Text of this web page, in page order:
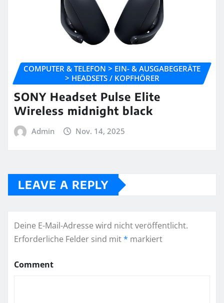
COMPUTER & TELEFON > EIN- & AUSGABEGERÄTE
> HEADSETS / KOPFHÖRER
SONY Headset Pulse Elite
Wireless midnight black
Admin Nov. 14, 2025
LEAVE A REPLY
Deine E-Mail-Adresse wird nicht veröffentlicht.
Erforderliche Felder sind mit* markiert
Comment